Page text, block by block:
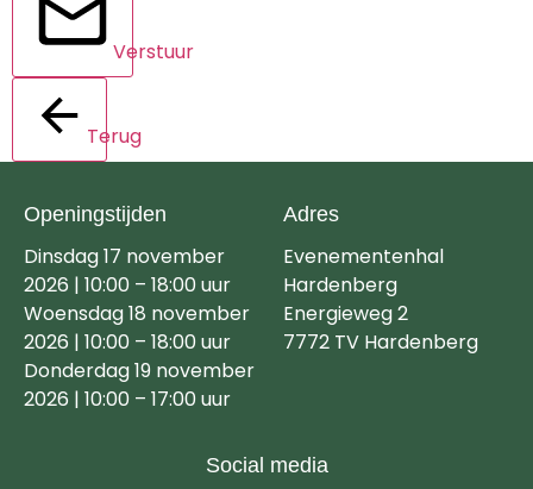
Verstuur
Terug
Openingstijden
Dinsdag 17 november
2026 | 10:00 – 18:00 uur
Woensdag 18 november
2026 | 10:00 – 18:00 uur
Donderdag 19 november
2026 | 10:00 – 17:00 uur
Adres
Evenementenhal
Hardenberg
Energieweg 2
7772 TV Hardenberg
Social media